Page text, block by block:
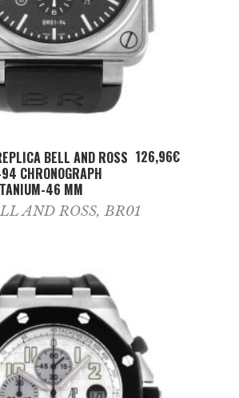
ADD TO CART
BELL AND ROSS
CHRONOGRAPH
46 MM
126,96€
AND ROSS,BR01